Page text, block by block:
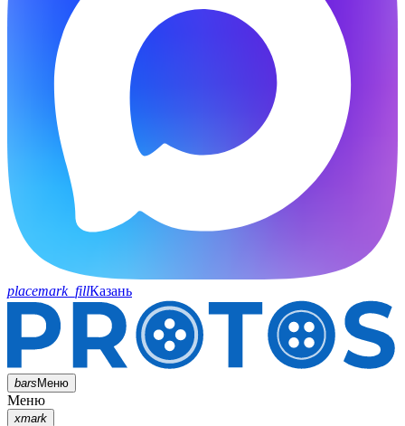
placemark_fillКазань
barsМеню
Меню
xmark